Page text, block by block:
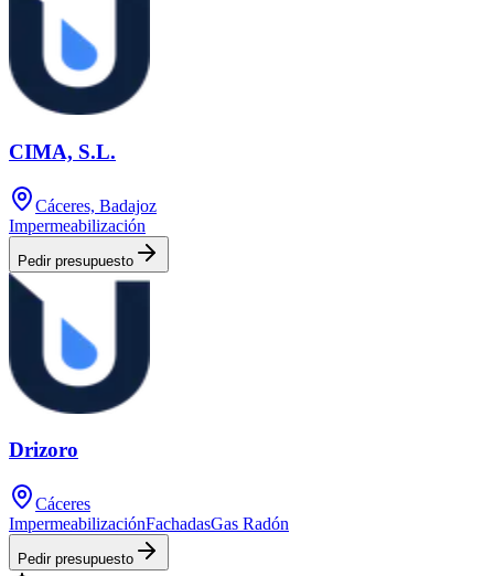
CIMA, S.L.
Cáceres, Badajoz
Impermeabilización
Pedir presupuesto
Drizoro
Cáceres
ImpermeabilizaciónFachadasGas Radón
Pedir presupuesto